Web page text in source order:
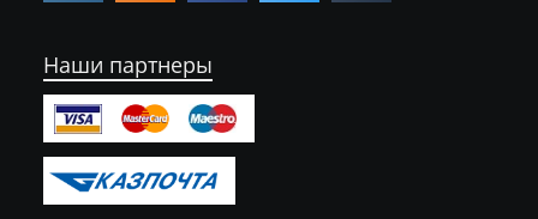
Наши партнеры